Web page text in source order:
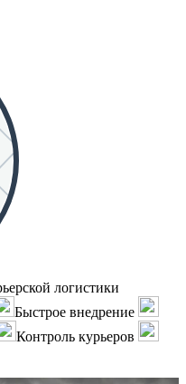
логистики
Быстрое внедрение
Контроль курьеров